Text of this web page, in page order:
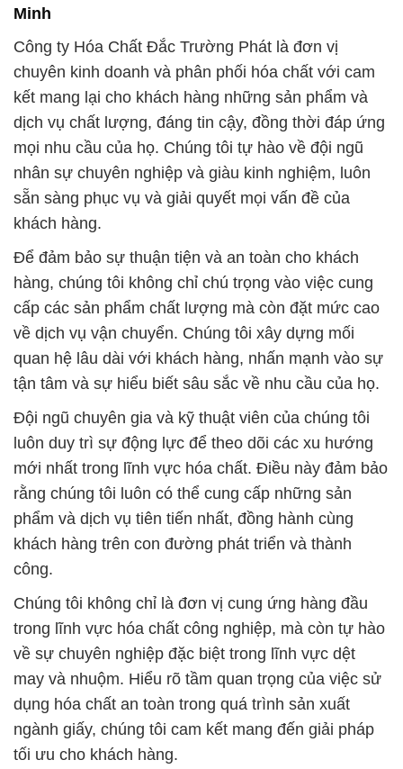
dịch vụ chất lượng, đáng tin cậy, đồng thời đáp ứng
mọi nhu cầu của họ. Chúng tôi tự hào về đội ngũ
nhân sự chuyên nghiệp và giàu kinh nghiệm, luôn
sẵn sàng phục vụ và giải quyết mọi vấn đề của
khách hàng.
Để đảm bảo sự thuận tiện và an toàn cho khách
hàng, chúng tôi không chỉ chú trọng vào việc cung
cấp các sản phẩm chất lượng mà còn đặt mức cao
về dịch vụ vận chuyển. Chúng tôi xây dựng mối
quan hệ lâu dài với khách hàng, nhấn mạnh vào sự
tận tâm và sự hiểu biết sâu sắc về nhu cầu của họ.
Đội ngũ chuyên gia và kỹ thuật viên của chúng tôi
luôn duy trì sự động lực để theo dõi các xu hướng
mới nhất trong lĩnh vực hóa chất. Điều này đảm bảo
rằng chúng tôi luôn có thể cung cấp những sản
phẩm và dịch vụ tiên tiến nhất, đồng hành cùng
khách hàng trên con đường phát triển và thành
công.
Chúng tôi không chỉ là đơn vị cung ứng hàng đầu
trong lĩnh vực hóa chất công nghiệp, mà còn tự hào
về sự chuyên nghiệp đặc biệt trong lĩnh vực dệt
may và nhuộm. Hiểu rõ tầm quan trọng của việc sử
dụng hóa chất an toàn trong quá trình sản xuất
ngành giấy, chúng tôi cam kết mang đến giải pháp
tối ưu cho khách hàng.
Công ty Hóa Chất Đắc Trường Phát không chỉ là đối
tác cung cấp và phân phối hóa chất uy tín tại thị
trường Việt Nam, mà còn xem khách hàng là trái tim
của mọi hoạt động kinh doanh. Hãy để chúng tôi